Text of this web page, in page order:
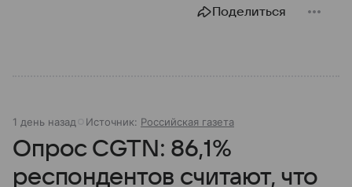
Поделиться
1 день назад Источник: Российская газета
Опрос CGTN: 86,1%
респондентов считают, что